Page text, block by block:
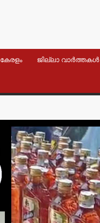
കേരളം ജില്ലാ വാർത്തകൾ